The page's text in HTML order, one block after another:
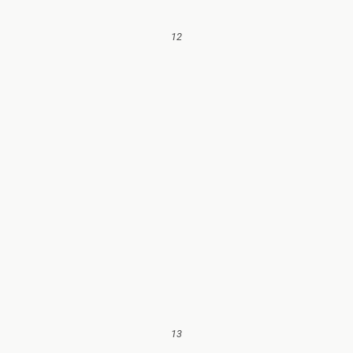
12
13